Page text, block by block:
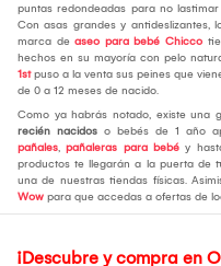
puntas redondeadas para no
Con asas grandes y antideslizantes,
marca de aseo para bebé Chicco
hechos en su mayoría con pelo
1stpuso a la venta sus peines que
de 0 a 12 meses de nacido.
Como ya habrás notado, existe una
recién nacidos o bebés de 1 año
pañales, pañaleras para bebé y
productos te llegarán a la puerta de
una de nuestras tiendas físicas.
Wow para que accedas a ofertas de
¡Descubre y compra en